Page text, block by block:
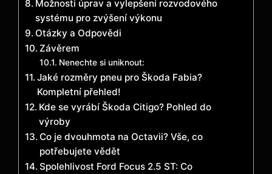
Možnosti úprav a vylepšení rozvodového
systému pro zvýšení výkonu
Otázky a Odpovědi
Závěrem
Nenechte si uniknout:
Jaké rozměry pneu pro Škoda Fabia?
Kompletní přehled!
Kde se vyrábí Škoda Citigo? Pohled do
výroby
Co je dvouhmota na Octavii? Vše, co
potřebujete vědět
Spolehlivost Ford Focus 2.5 ST: Co